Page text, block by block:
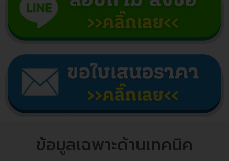
ข้อมูลเฉพาะด้านเทคนิค